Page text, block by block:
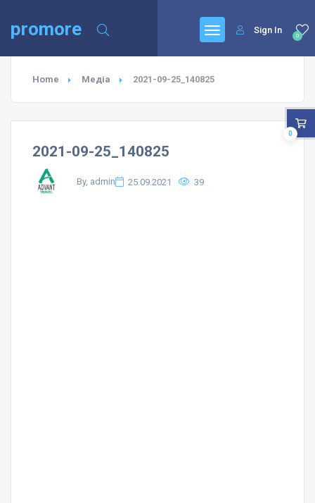
promore 0
Sign In
Home Медіа 2021-09-25_140825
2021-09-25_140825
By, admin 25.09.2021 39
0